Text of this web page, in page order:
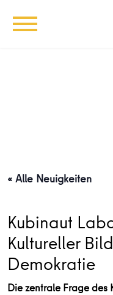
« Alle Neuigkeiten
Kubinaut
Kultureller
Demokratie
Die zentrale Frage des